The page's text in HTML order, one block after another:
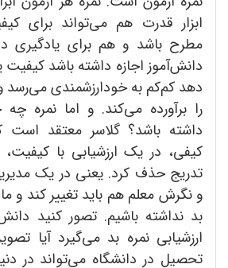
ابزار قدرت هم می‌تواند برای
مطرح باشد و هم برای یادگیری
دانش‌آموز اجازه داشته باشد کیفیت
دهد کم‌کم به خودارزشمندی می‌رسد
را برآورده می‌کند. و اما نمره
داشته باشد؟ گلاسر معتقد
کیفی، در یک ارزشیابی با کیفیت،
تدریج حذف کرد. یعنی در یک
و نگرش معلم هم باید تغییر کند و
بد نداشته باشیم. تصور کنید
ارزشیابی نمره بد می‌گیرد آیا
تحصیل در دانشگاه می‌تواند در